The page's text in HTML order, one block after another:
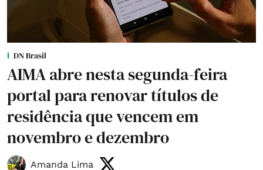
DN Brasil
AIMA abre nesta segunda-feira
portal para renovar títulos de
residência que vencem em
novembro e dezembro
Amanda Lima